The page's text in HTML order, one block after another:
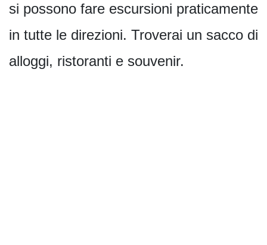
si possono fare escursioni praticamente
in tutte le direzioni. Troverai un sacco di
alloggi, ristoranti e souvenir.